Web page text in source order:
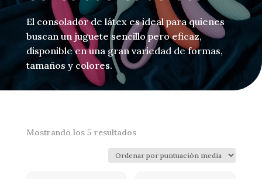
El consolador de látex es ideal para quienes
buscan un juguete sencillo pero eficaz,
disponible en una gran variedad de formas,
tamaños y colores.
Mostrando los 5 resultadosOrdenado
por
puntuación